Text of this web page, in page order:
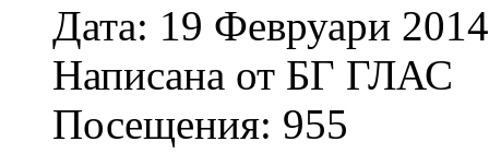
Дата: 19 Февруари 2014
Написана от БГ ГЛАС
Посещения: 955